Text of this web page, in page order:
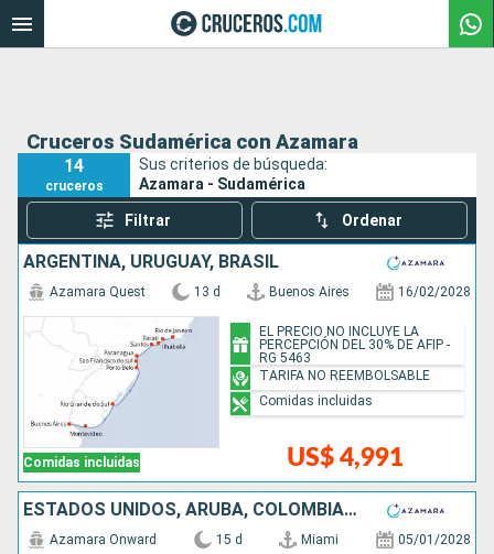
Cruceros Sudamérica con Azamara
14
cruceros
Sus criterios de búsqueda:
Azamara - Sudamérica
Filtrar Ordenar
ARGENTINA, URUGUAY, BRASIL
Comidas incluidas
Azamara Quest 13 d Buenos Aires 16/02/2028
US$ 4,991
EL PRECIO NO INCLUYE LA
PERCEPCIÓN DEL 30% DE AFIP -
RG 5463
TARIFA NO REEMBOLSABLE
Comidas incluidas
ESTADOS UNIDOS, ARUBA, COLOMBIA, PANAMÁ, ECUADOR, PERÚ
Azamara Onward 15 d Miami 05/01/2028